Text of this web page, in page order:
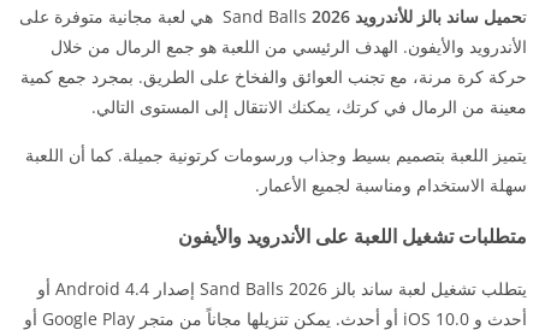
تحميل ساند بالز للأندرويد 2026
Sand Balls هي لعبة مجانية متوفرة على
الأندرويد والأيفون. الهدف الرئيسي من اللعبة هو جمع الرمال من خلال
حركة كرة مرنة، مع تجنب العوائق والفخاخ على الطريق. بمجرد جمع كمية
معينة من الرمال في كرتك، يمكنك الانتقال إلى المستوى التالي.
يتميز اللعبة بتصميم بسيط وجذاب ورسومات كرتونية جميلة. كما أن اللعبة
سهلة الاستخدام ومناسبة لجميع الأعمار.
متطلبات تشغيل اللعبة على الأندرويد والأيفون
يتطلب تشغيل لعبة ساند بالز Sand Balls 2026 إصدار Android 4.4 أو
أحدث و iOS 10.0 أو أحدث. يمكن تنزيلها مجاناً من متجر Google Play أو